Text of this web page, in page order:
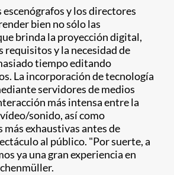
escenógrafos y los directores
bien no sólo las
brinda la proyección digital,
requisitos y la necesidad de
tiempo editando
La incorporación de tecnología
servidores de medios
más intensa entre la
sonido, así como
exhaustivas antes de
al público. "Por suerte, a
ya una gran experiencia en